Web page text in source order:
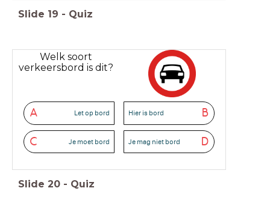
Slide 19 - Quiz
Welk soort
verkeersbord is dit?
A Let op bord B
Hier is bord
C Je moet bord D
Je mag niet bord
Slide 20 - Quiz